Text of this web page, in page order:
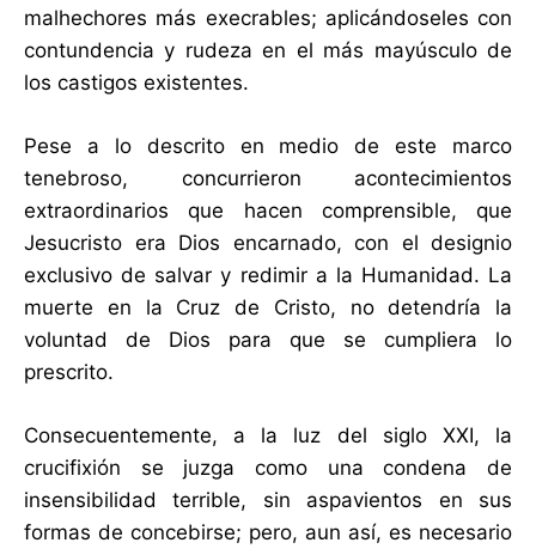
malhechores más execrables; aplicándoseles con
contundencia y rudeza en el más mayúsculo de
los castigos existentes.
Pese a lo descrito en medio de este marco
tenebroso, concurrieron acontecimientos
extraordinarios que hacen comprensible, que
Jesucristo era Dios encarnado, con el designio
exclusivo de salvar y redimir a la Humanidad. La
muerte en la Cruz de Cristo, no detendría la
voluntad de Dios para que se cumpliera lo
prescrito.
Consecuentemente, a la luz del siglo XXI, la
crucifixión se juzga como una condena de
insensibilidad terrible, sin aspavientos en sus
formas de concebirse; pero, aun así, es necesario